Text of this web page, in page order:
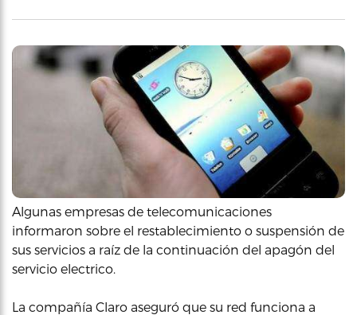
Algunas empresas de telecomunicaciones
informaron sobre el restablecimiento o suspensión de
sus servicios a raíz de la continuación del apagón del
servicio electrico.
La compañía Claro aseguró que su red funciona a